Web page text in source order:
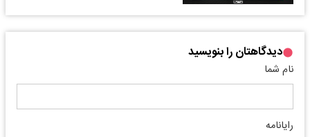
دیدگاهتان را بنویسید
نام شما
رایانامه